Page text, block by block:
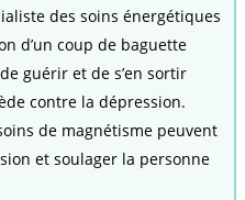
des soins énergétiques
d’un coup de baguette
guérir et de s’en sortir
contre la dépression.
de magnétisme peuvent
et soulager la personne